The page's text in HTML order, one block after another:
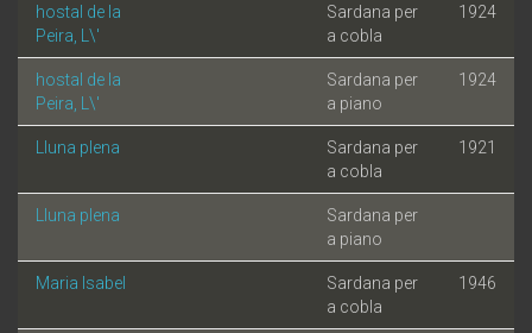
hostal de la
Peira, L\'
Sardana per
a cobla
1924
hostal de la
Peira, L\'
Sardana per
a piano
1924
Lluna plena
Sardana per
a cobla
1921
Lluna plena
Sardana per
a piano
Maria Isabel
Sardana per
a cobla
1946